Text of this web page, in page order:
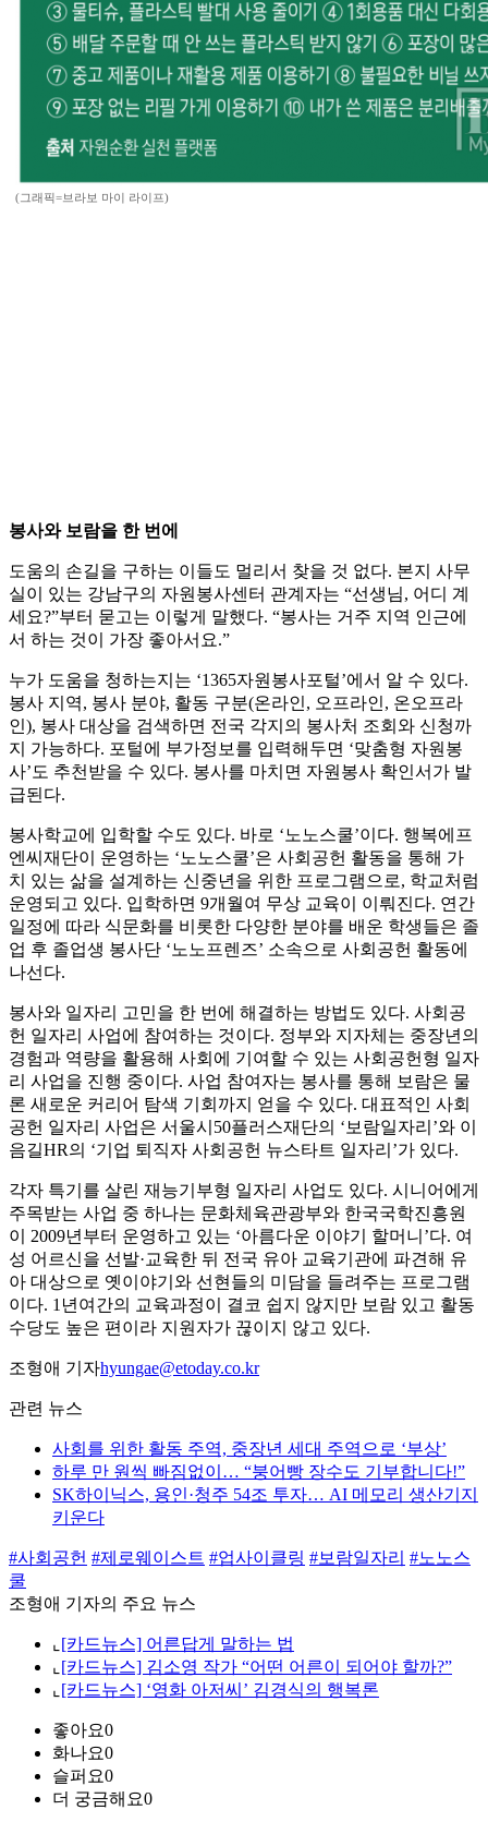
(그래픽=브라보 마이 라이프)
봉사와 보람을 한 번에
도움의 손길을 구하는 이들도 멀리서 찾을 것 없다. 본지 사무
실이 있는 강남구의 자원봉사센터 관계자는 “선생님, 어디 계
세요?”부터 묻고는 이렇게 말했다. “봉사는 거주 지역 인근에
서 하는 것이 가장 좋아서요.”
누가 도움을 청하는지는 ‘1365자원봉사포털’에서 알 수 있다.
봉사 지역, 봉사 분야, 활동 구분(온라인, 오프라인, 온오프라
인), 봉사 대상을 검색하면 전국 각지의 봉사처 조회와 신청까
지 가능하다. 포털에 부가정보를 입력해두면 ‘맞춤형 자원봉
사’도 추천받을 수 있다. 봉사를 마치면 자원봉사 확인서가 발
급된다.
봉사학교에 입학할 수도 있다. 바로 ‘노노스쿨’이다. 행복에프
엔씨재단이 운영하는 ‘노노스쿨’은 사회공헌 활동을 통해 가
치 있는 삶을 설계하는 신중년을 위한 프로그램으로, 학교처럼
운영되고 있다. 입학하면 9개월여 무상 교육이 이뤄진다. 연간
일정에 따라 식문화를 비롯한 다양한 분야를 배운 학생들은 졸
업 후 졸업생 봉사단 ‘노노프렌즈’ 소속으로 사회공헌 활동에
나선다.
봉사와 일자리 고민을 한 번에 해결하는 방법도 있다. 사회공
헌 일자리 사업에 참여하는 것이다. 정부와 지자체는 중장년의
경험과 역량을 활용해 사회에 기여할 수 있는 사회공헌형 일자
리 사업을 진행 중이다. 사업 참여자는 봉사를 통해 보람은 물
론 새로운 커리어 탐색 기회까지 얻을 수 있다. 대표적인 사회
공헌 일자리 사업은 서울시50플러스재단의 ‘보람일자리’와 이
음길HR의 ‘기업 퇴직자 사회공헌 뉴스타트 일자리’가 있다.
각자 특기를 살린 재능기부형 일자리 사업도 있다. 시니어에게
주목받는 사업 중 하나는 문화체육관광부와 한국국학진흥원
이 2009년부터 운영하고 있는 ‘아름다운 이야기 할머니’다. 여
성 어르신을 선발·교육한 뒤 전국 유아 교육기관에 파견해 유
아 대상으로 옛이야기와 선현들의 미담을 들려주는 프로그램
이다. 1년여간의 교육과정이 결코 쉽지 않지만 보람 있고 활동
수당도 높은 편이라 지원자가 끊이지 않고 있다.
조형애 기자hyungae@etoday.co.kr
관련 뉴스
사회를 위한 활동 주역, 중장년 세대 주역으로 ‘부상’
하루 만 원씩 빠짐없이… “붕어빵 장수도 기부합니다!”
SK하이닉스, 용인·청주 54조 투자… AI 메모리 생산기지
키운다
#사회공헌 #제로웨이스트 #업사이클링 #보람일자리 #노노스
쿨
조형애 기자의 주요 뉴스
⌞ [카드뉴스] 어른답게 말하는 법
⌞ [카드뉴스] 김소영 작가 “어떤 어른이 되어야 할까?”
⌞ [카드뉴스] ‘영화 아저씨’ 김경식의 행복론
좋아요0
화나요0
슬퍼요0
더 궁금해요0